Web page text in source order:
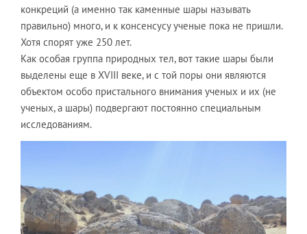
конкреций (а именно так каменные шары называть
правильно) много, и к консенсусу ученые пока не пришли.
Хотя спорят уже 250 лет.
Как особая группа природных тел, вот такие шары были
выделены еще в XVIII веке, и с той поры они являются
объектом особо пристального внимания ученых и их (не
ученых, а шары) подвергают постоянно специальным
исследованиям.